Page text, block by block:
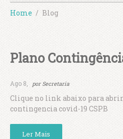
Home Blog
Plano
Ago 8, por Secretaria
Clique no link abaixo para
contingencia covid-19 CSPB
Ler Mais